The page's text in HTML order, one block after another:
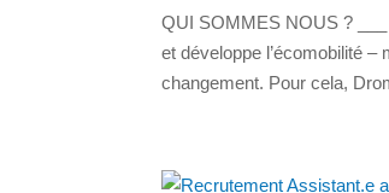
QUI SOMMES NOUS ?
et développe l’écomobilité –
changement. Pour cela,